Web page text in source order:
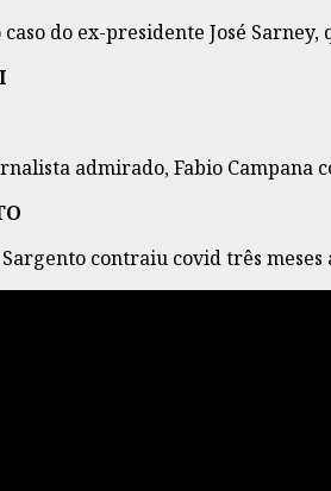
do ex-presidente José
admirado, Fabio Campana
contraiu covid três